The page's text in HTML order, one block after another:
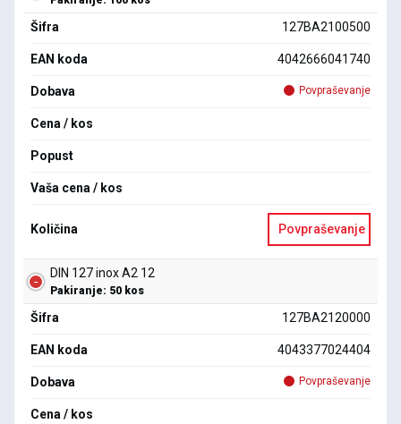
Šifra 127BA2100500
EAN koda 4042666041740
Dobava Povpraševanje
Cena / kos
Popust
Vaša cena / kos
Količina Povpraševanje
DIN 127 inox A2 12
Pakiranje: 50 kos
Šifra 127BA2120000
EAN koda 4043377024404
Dobava Povpraševanje
Cena / kos